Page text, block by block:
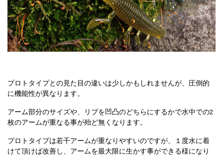
プロトタイプとの見た目の違いは少しかもしれませんが、圧倒的
に機能性が異なります。
アーム部分のサイズや、リブを凹凸のどちらにするかで水中での2
枚のアームが重なる事が殆ど無くなります。
プロトタイプは若干アームが重なりやすいのですが、１度水に着
けて頂けば改善し、アームを最大限に生かす事ができる様になり